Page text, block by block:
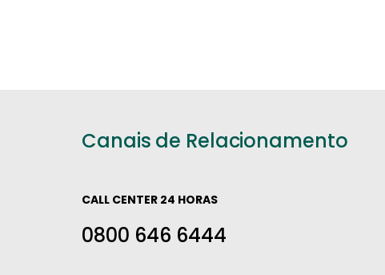
Canais de Relacionamento
CALL CENTER 24 HORAS
0800 646 6444